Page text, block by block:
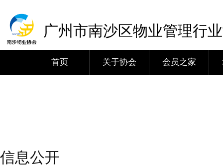
广州市南沙区物业管理行
首页 关于协会 会员之家
信息公开